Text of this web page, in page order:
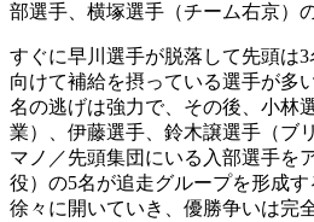
部選手、横塚選手（チーム右京）
すぐに早川選手が脱落して先頭は
向けて補給を摂っている選手が多
名の逃げは強力で、その後、小林
業）、伊藤選手、鈴木譲選手（ブ
マノ／先頭集団にいる入部選手を
役）の5名が追走グループを形成
徐々に開いていき、優勝争いは完